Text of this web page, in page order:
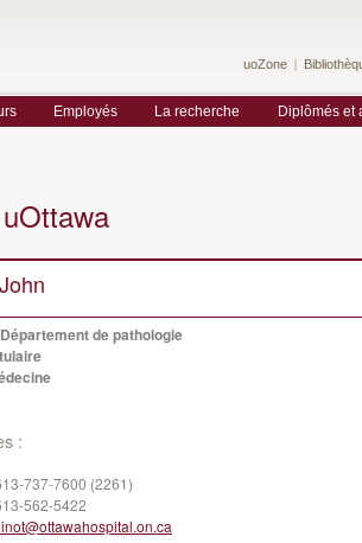
uoZone
Employés La recherche Diplômés et
de pathologie
:
737-7600 (2261)
562-5422